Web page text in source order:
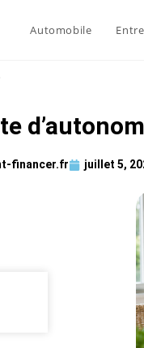
Automobile
financer.fr juillet 5,